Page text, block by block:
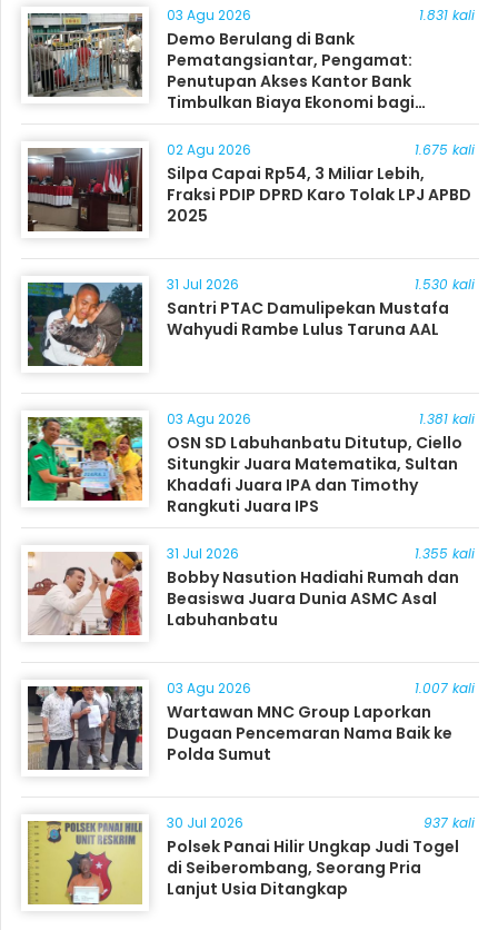
03 Agu 2026 1.831 kali
Demo Berulang di Bank
Pematangsiantar, Pengamat:
Penutupan Akses Kantor Bank
Timbulkan Biaya Ekonomi bagi
Masyarakat
02 Agu 2026 1.675 kali
Silpa Capai Rp54, 3 Miliar Lebih,
Fraksi PDIP DPRD Karo Tolak LPJ APBD
2025
31 Jul 2026 1.530 kali
Santri PTAC Damulipekan Mustafa
Wahyudi Rambe Lulus Taruna AAL
03 Agu 2026 1.381 kali
OSN SD Labuhanbatu Ditutup, Ciello
Situngkir Juara Matematika, Sultan
Khadafi Juara IPA dan Timothy
Rangkuti Juara IPS
31 Jul 2026 1.355 kali
Bobby Nasution Hadiahi Rumah dan
Beasiswa Juara Dunia ASMC Asal
Labuhanbatu
03 Agu 2026 1.007 kali
Wartawan MNC Group Laporkan
Dugaan Pencemaran Nama Baik ke
Polda Sumut
30 Jul 2026 937 kali
Polsek Panai Hilir Ungkap Judi Togel
di Seiberombang, Seorang Pria
Lanjut Usia Ditangkap